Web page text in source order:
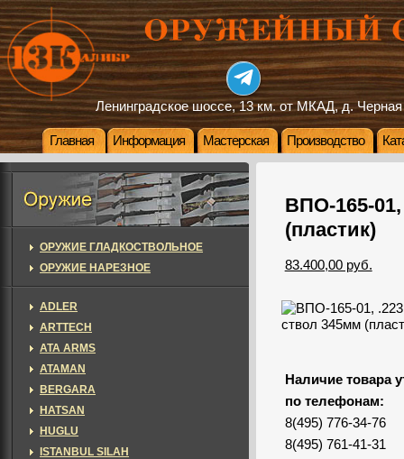
Ленинградское шоссе, 13 км. от МКАД, д. Черная
Главная Информация Мастерская Производство
ВПО-165-
(пластик)
83.400,00 руб.
Наличие товара
по телефонам:
8(495) 776-34-76
8(495) 761-41-31
ОРУЖИЕ ГЛАДКОСТВОЛЬНОЕ
ОРУЖИЕ НАРЕЗНОЕ
ADLER
ARTTECH
ATA ARMS
ATAMAN
BERGARA
HATSAN
HUGLU
ISTANBUL SILAH